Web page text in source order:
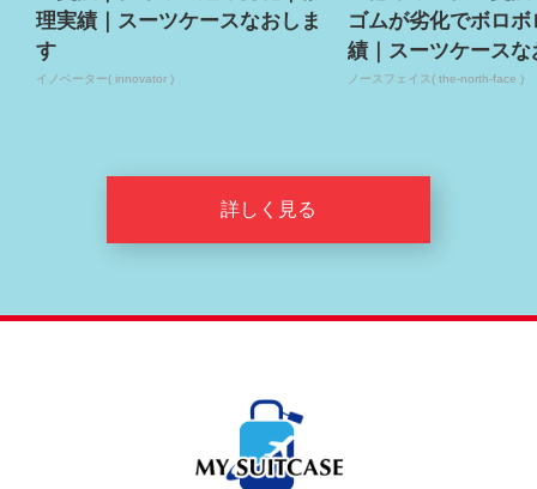
理実績｜スーツケースなおしま
す
イノベーター( innovator )
ゴムが劣化でボロ
績｜スーツケースな
ノースフェイス( the-north-face )
詳しく見る